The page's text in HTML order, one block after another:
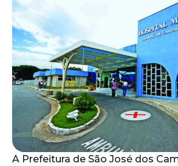
A Prefeitura de São José dos